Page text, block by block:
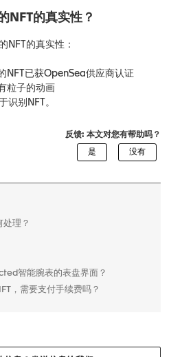
NFT的真实性？
NFT的真实性：
NFT已获OpenSea供应商认证
粒子的动画
识别NFT。
反馈: 本文对您有帮助吗？
处理？
智能腕表的表盘界面？
，需要支付手续费吗？